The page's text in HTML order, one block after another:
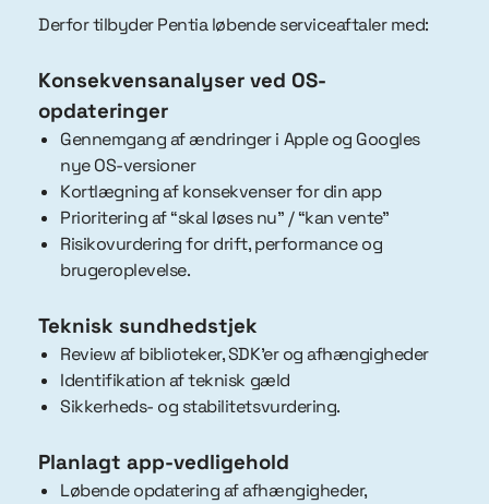
Derfor tilbyder Pentia løbende serviceaftaler med:
Konsekvensanalyser ved OS-
opdateringer
Gennemgang af ændringer i Apple og Googles
nye OS-versioner
Kortlægning af konsekvenser for din app
Prioritering af “skal løses nu” / “kan vente”
Risikovurdering for drift, performance og
brugeroplevelse.
Teknisk sundhedstjek
Review af biblioteker, SDK’er og afhængigheder
Identifikation af teknisk gæld
Sikkerheds- og stabilitetsvurdering.
Planlagt app-vedligehold
Løbende opdatering af afhængigheder,